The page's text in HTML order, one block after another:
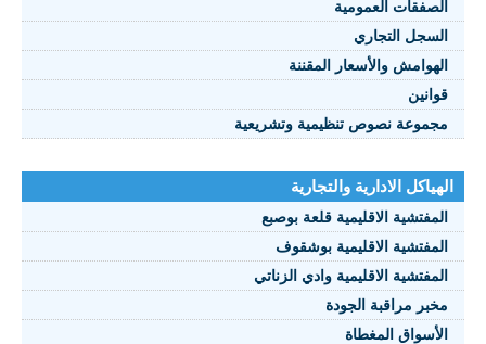
الصفقات العمومية
السجل التجاري
الهوامش والأسعار المقننة
قوانين
مجموعة نصوص تنظيمية وتشريعية
الهياكل الادارية والتجارية
المفتشية الاقليمية قلعة بوصبع
المفتشية الاقليمية بوشقوف
المفتشية الاقليمية وادي الزناتي
مخبر مراقبة الجودة
الأسواق المغطاة